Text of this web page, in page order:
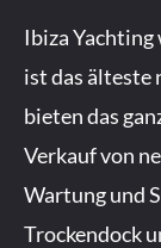
b
o
o
k
-
a
r
a
m
Ibiza
ist das älteste
bieten das
Verkauf von
Wartung und
Trockendock